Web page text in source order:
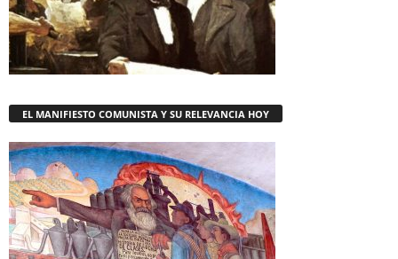
EL MANIFIESTO COMUNISTA Y SU RELEVANCIA HOY